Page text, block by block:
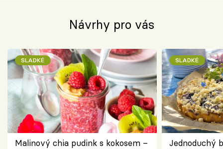
Návrhy pro vás
SLADKÉ
Malinový chia pudink s kokosem –
SLADKÉ
Jednoduchý